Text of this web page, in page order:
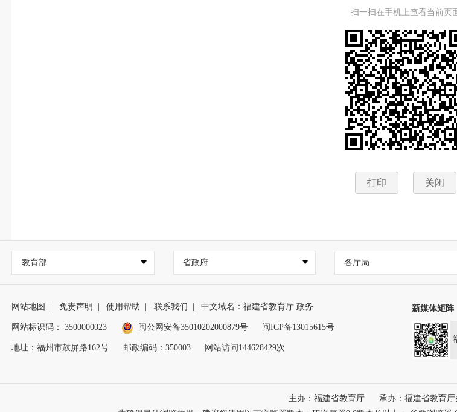
扫一扫在手机上查看当前页
打印 关闭
教育部 省政府 各厅局
网站地图 免责声明 使用帮助 联系我们 中文域名：福建省教育厅.政务
网站标识码： 3500000023 闽公网安备35010202000879号 闽ICP备13015615号
地址：福州市鼓屏路162号 邮政编码：350003 网站访问144628429次
新媒体矩阵
主办：福建省教育厅
承办：福建省教育